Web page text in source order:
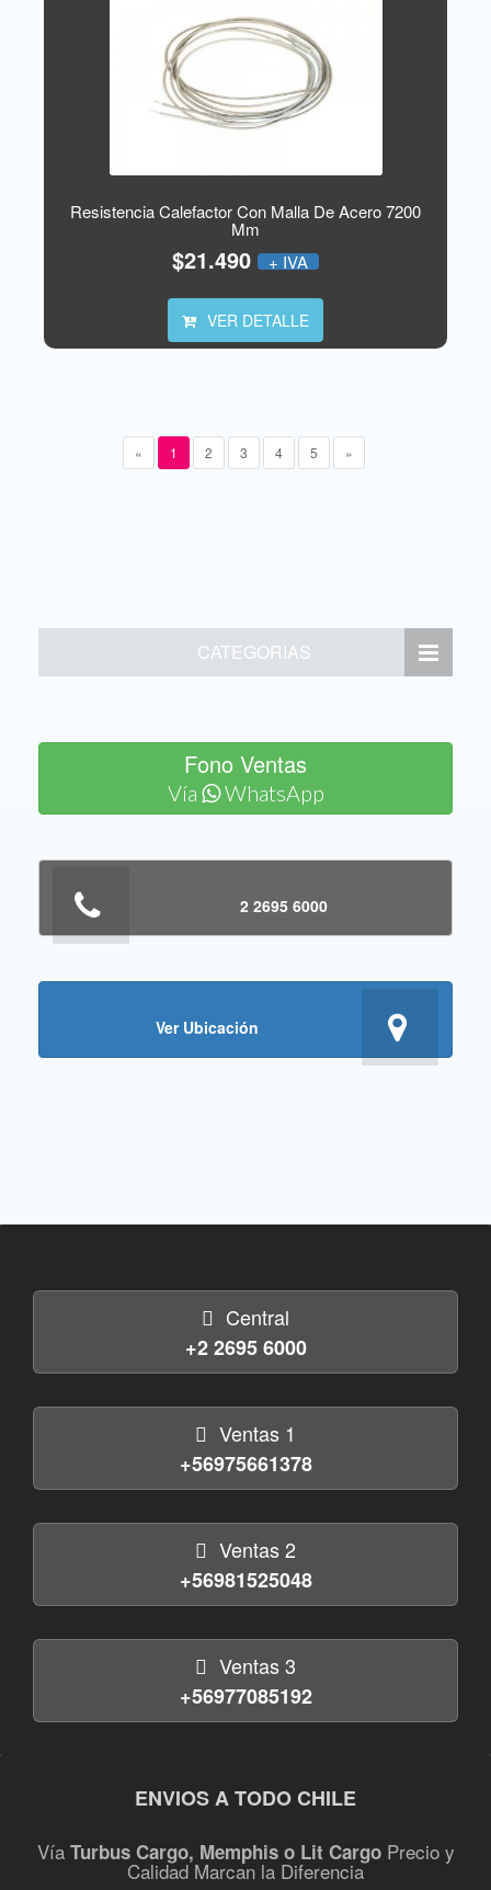
Resistencia Calefactor Con Malla De Acero 7200
Mm
$21.490 + IVA
VER DETALLE
« 1 2 3 4 5 »
CATEGORIAS
Fono Ventas
Vía WhatsApp
2 2695 6000
Ver Ubicación
Central
+2 2695 6000
Ventas 1
+56975661378
Ventas 2
+56981525048
Ventas 3
+56977085192
ENVIOS A TODO CHILE
Vía Turbus Cargo, Memphis o Lit CargoPrecio y
Calidad Marcan la Diferencia